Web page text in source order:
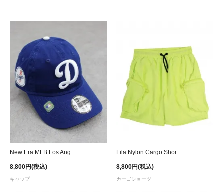
8,800円(税込)
キャップ
8,800円(税込)
カーゴショーツ